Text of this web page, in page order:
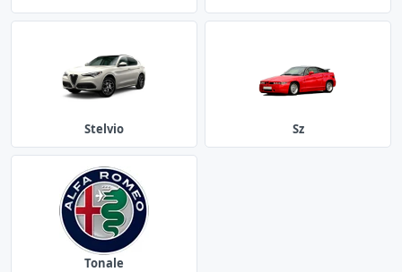
Stelvio Sz
Tonale